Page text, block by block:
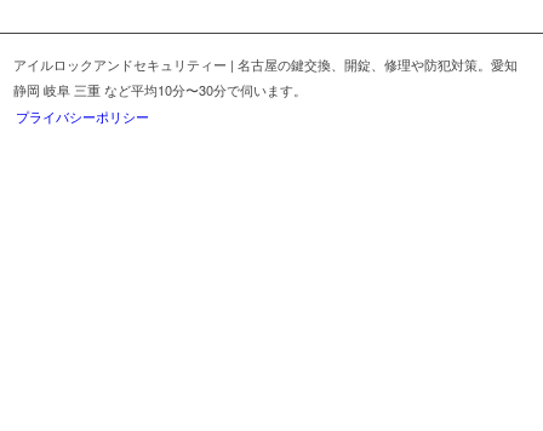
アイルロックアンドセキュリティー | 名古屋の鍵交換、開錠、修理や防犯対策。愛知
静岡 岐阜 三重 など平均10分〜30分で伺います。
プライバシーポリシー